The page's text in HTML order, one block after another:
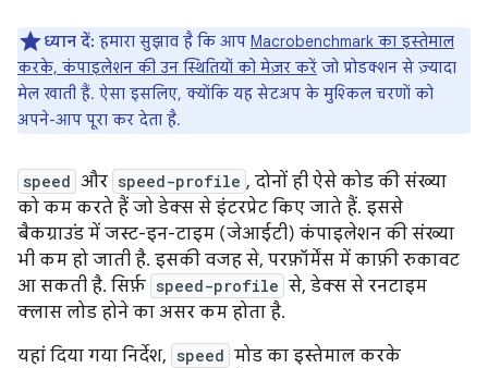
ध्यान दें: हमारा सुझाव है कि आप Macrobenchmark का इस्तेमाल
करके, कंपाइलेशन की उन स्थितियों को मेज़र करें जो प्रोडक्शन से ज़्यादा
मेल खाती हैं. ऐसा इसलिए, क्योंकि यह सेटअप के मुश्किल चरणों को
अपने-आप पूरा कर देता है.
speed और speed-profile , दोनों ही ऐसे कोड की संख्या
को कम करते हैं जो डेक्स से इंटरप्रेट किए जाते हैं. इससे
बैकग्राउंड में जस्ट-इन-टाइम (जेआईटी) कंपाइलेशन की संख्या
भी कम हो जाती है. इसकी वजह से, परफ़ॉर्मेंस में काफ़ी रुकावट
आ सकती है. सिर्फ़ speed-profile से, डेक्स से रनटाइम
क्लास लोड होने का असर कम होता है.
यहां दिया गया निर्देश, speed मोड का इस्तेमाल करके